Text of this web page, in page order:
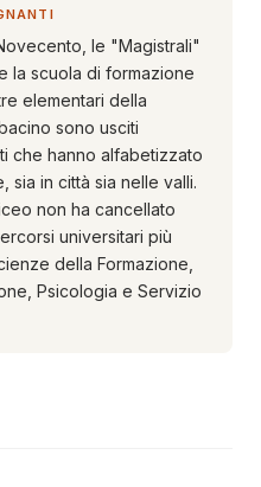
le "Magistrali"
la scuola di formazione
elementari della
sono usciti
che hanno alfabetizzato
sia in città sia nelle valli.
non ha cancellato
universitari più
della Formazione,
Psicologia e Servizio